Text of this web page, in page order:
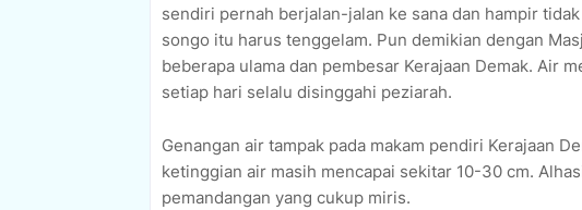
sendiri pernah berjalan-jalan ke sana dan hampir
songo itu harus tenggelam. Pun demikian dengan
beberapa ulama dan pembesar Kerajaan Demak. Air
setiap hari selalu disinggahi peziarah.
Genangan air tampak pada makam pendiri Kerajaan
ketinggian air masih mencapai sekitar 10-30 cm.
pemandangan yang cukup miris.